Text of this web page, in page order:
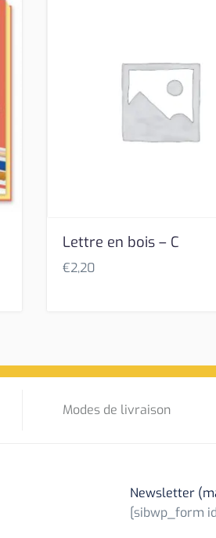
Lettre en bois – C
€2,20
Modes de livraison
Newsletter
[sibwp_form